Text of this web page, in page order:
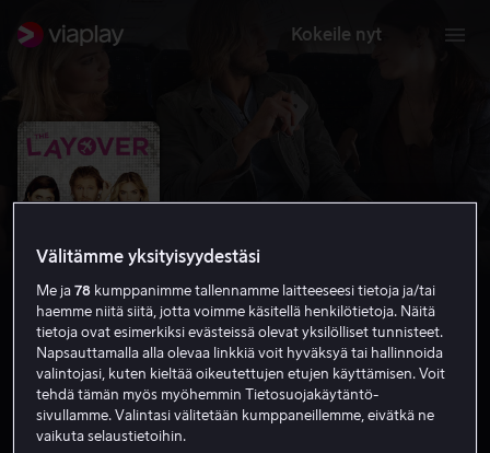
Kokeile nyt
The Layover
Komedia Romantiikka
Välitämme yksityisyydestäsi
Me ja78 kumppanimme tallennamme laitteeseesi tietoja ja/tai
haemme niitä siitä, jotta voimme käsitellä henkilötietoja. Näitä
tietoja ovat esimerkiksi evästeissä olevat yksilölliset tunnisteet.
Napsauttamalla alla olevaa linkkiä voit hyväksyä tai hallinnoida
valintojasi, kuten kieltää oikeutettujen etujen käyttämisen. Voit
tehdä tämän myös myöhemmin Tietosuojakäytäntö-
sivullamme. Valintasi välitetään kumppaneillemme, eivätkä ne
vaikuta selaustietoihin.